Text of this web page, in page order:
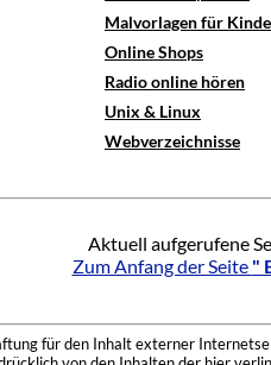
Malvorlagen für
Online Shops
Radio online hören
Unix & Linux
Webverzeichnisse
Aktuell aufgerufene
Zum Anfang der Seite "
für den Inhalt externer